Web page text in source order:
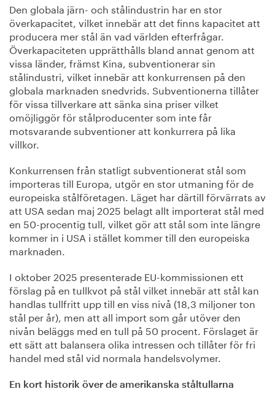
Den globala järn- och stålindustrin har en stor
överkapacitet, vilket innebär att det finns kapacitet att
producera mer stål än vad världen efterfrågar.
Överkapaciteten upprätthålls bland annat genom att
vissa länder, främst Kina, subventionerar sin
stålindustri, vilket innebär att konkurrensen på den
globala marknaden snedvrids. Subventionerna tillåter
för vissa tillverkare att sänka sina priser vilket
omöjliggör för stålproducenter som inte får
motsvarande subventioner att konkurrera på lika
villkor.
Konkurrensen från statligt subventionerat stål som
importeras till Europa, utgör en stor utmaning för de
europeiska stålföretagen. Läget har därtill förvärrats av
att USA sedan maj 2025 belagt allt importerat stål med
en 50-procentig tull, vilket gör att stål som inte längre
kommer in i USA i stället kommer till den europeiska
marknaden.
I oktober 2025 presenterade EU-kommissionen ett
förslag på en tullkvot på stål vilket innebär att stål kan
handlas tullfritt upp till en viss nivå (18,3 miljoner ton
stål per år), men att all import som går utöver den
nivån beläggs med en tull på 50 procent. Förslaget är
ett sätt att balansera olika intressen och tillåter för fri
handel med stål vid normala handelsvolymer.
En kort historik över de amerikanska ståltullarna